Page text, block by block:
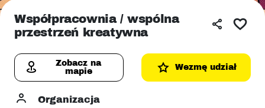
Współpracownia / wspólna
przestrzeń kreatywna
Zobacz na
mapie
Wezmę udział
Organizacja